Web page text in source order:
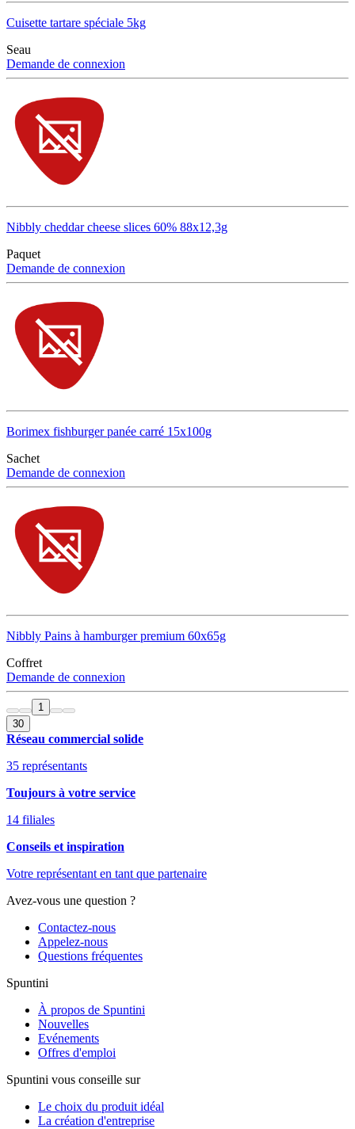
Cuisette tartare spéciale 5kg
Seau
Demande de connexion
Nibbly cheddar cheese slices 60% 88x12,3g
Paquet
Demande de connexion
Borimex fishburger panée carré 15x100g
Sachet
Demande de connexion
Nibbly Pains à hamburger premium 60x65g
Coffret
Demande de connexion
1
30
Réseau commercial solide
35 représentants
Toujours à votre service
14 filiales
Conseils et inspiration
Votre représentant en tant que partenaire
Avez-vous une question ?
Contactez-nous
Appelez-nous
Questions fréquentes
Spuntini
À propos de Spuntini
Nouvelles
Evénements
Offres d'emploi
Spuntini vous conseille sur
Le choix du produit idéal
La création d'entreprise